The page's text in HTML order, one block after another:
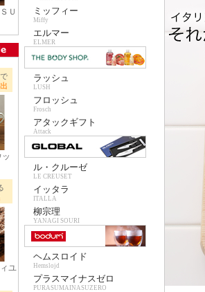
Ｕ
ユ
ミッフィー
Miffy
エルマー
ELMER
ラッシュ
LUSH
フロッシュ
Frosch
アタックギフト
Attack
ル・クルーゼ
LE CREUSET
イッタラ
ITALLA
柳宗理
YANAGI SOURI
ヘムスロイド
Hemslojd
プラスマイナスゼロ
PURASUMAINASUZERO